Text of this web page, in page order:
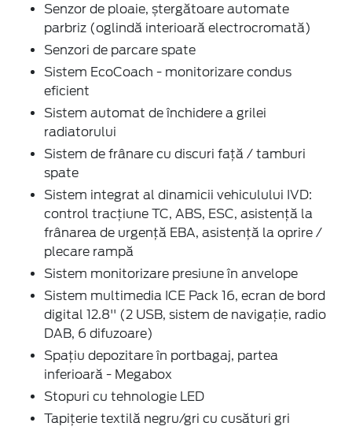
Senzor de ploaie, ștergătoare automate
parbriz (oglindă interioară electrocromată)
Senzori de parcare spate
Sistem EcoCoach - monitorizare condus
eficient
Sistem automat de închidere a grilei
radiatorului
Sistem de frânare cu discuri față / tamburi
spate
Sistem integrat al dinamicii vehiculului IVD:
control tracțiune TC, ABS, ESC, asistență la
frânarea de urgență EBA, asistență la oprire /
plecare rampă
Sistem monitorizare presiune în anvelope
Sistem multimedia ICE Pack 16, ecran de bord
digital 12.8'' (2 USB, sistem de navigație, radio
DAB, 6 difuzoare)
Spațiu depozitare în portbagaj, partea
inferioară - Megabox
Stopuri cu tehnologie LED
Tapițerie textilă negru/gri cu cusături gri